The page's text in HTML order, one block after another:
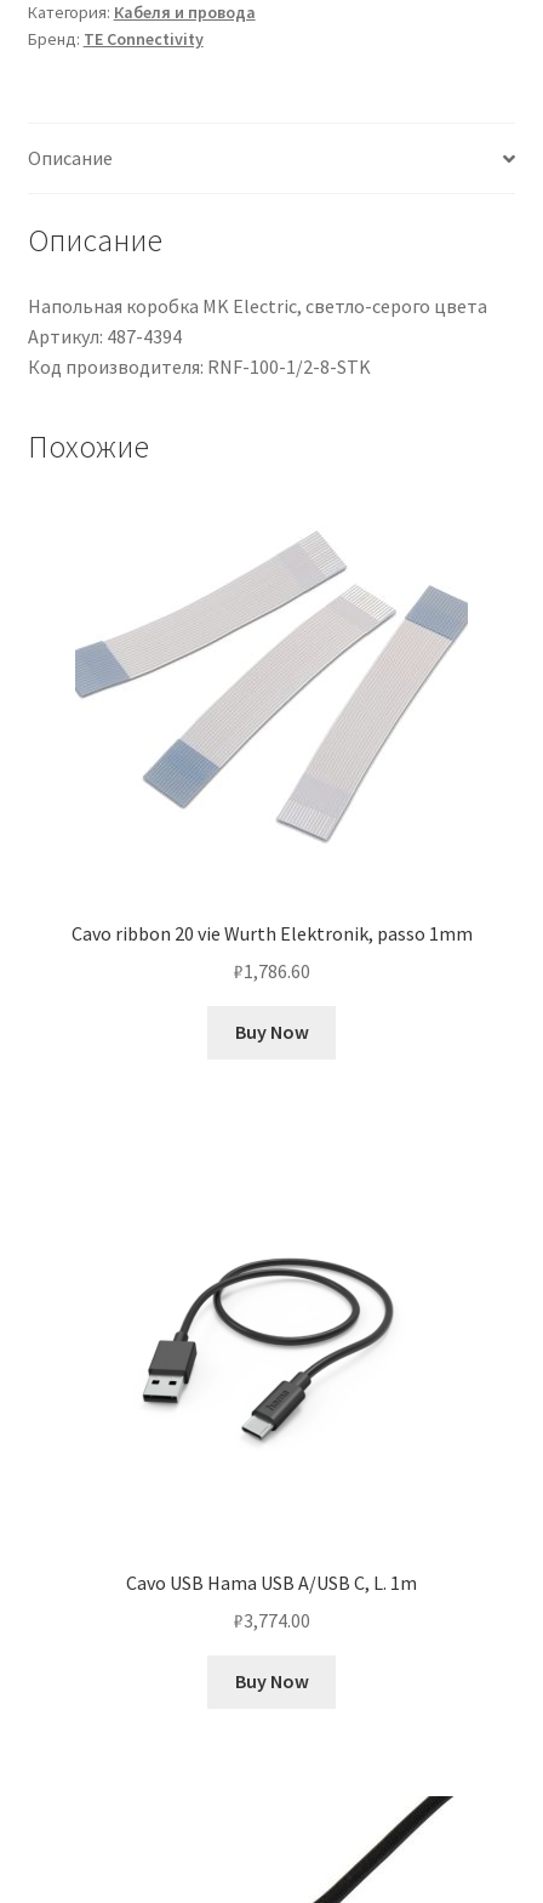
Connectivity
Ø
restringimento
L.
1.2m
Категория: Кабеля и провода
Бренд: TE Connectivity
Описание
Описание
Напольная коробка MK Electric, светло-серого цвета
Артикул: 487-4394
Код производителя: RNF-100-1/2-8-STK
Похожие
Cavo ribbon 20 vie Wurth Elektronik, passo 1mm
₽1,786.60
Buy Now
Cavo USB Hama USB A/USB C, L. 1m
₽3,774.00
Buy Now